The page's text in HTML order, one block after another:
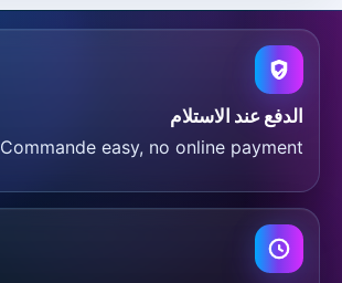
الدفع عند الاستلام
Commande easy, no online payment.